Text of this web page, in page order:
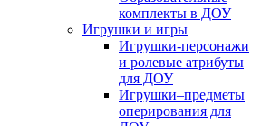
комплекты в ДОУ
Игрушки и игры
Игрушки-персонажи
и ролевые атрибуты
для ДОУ
Игрушки–предметы
оперирования для